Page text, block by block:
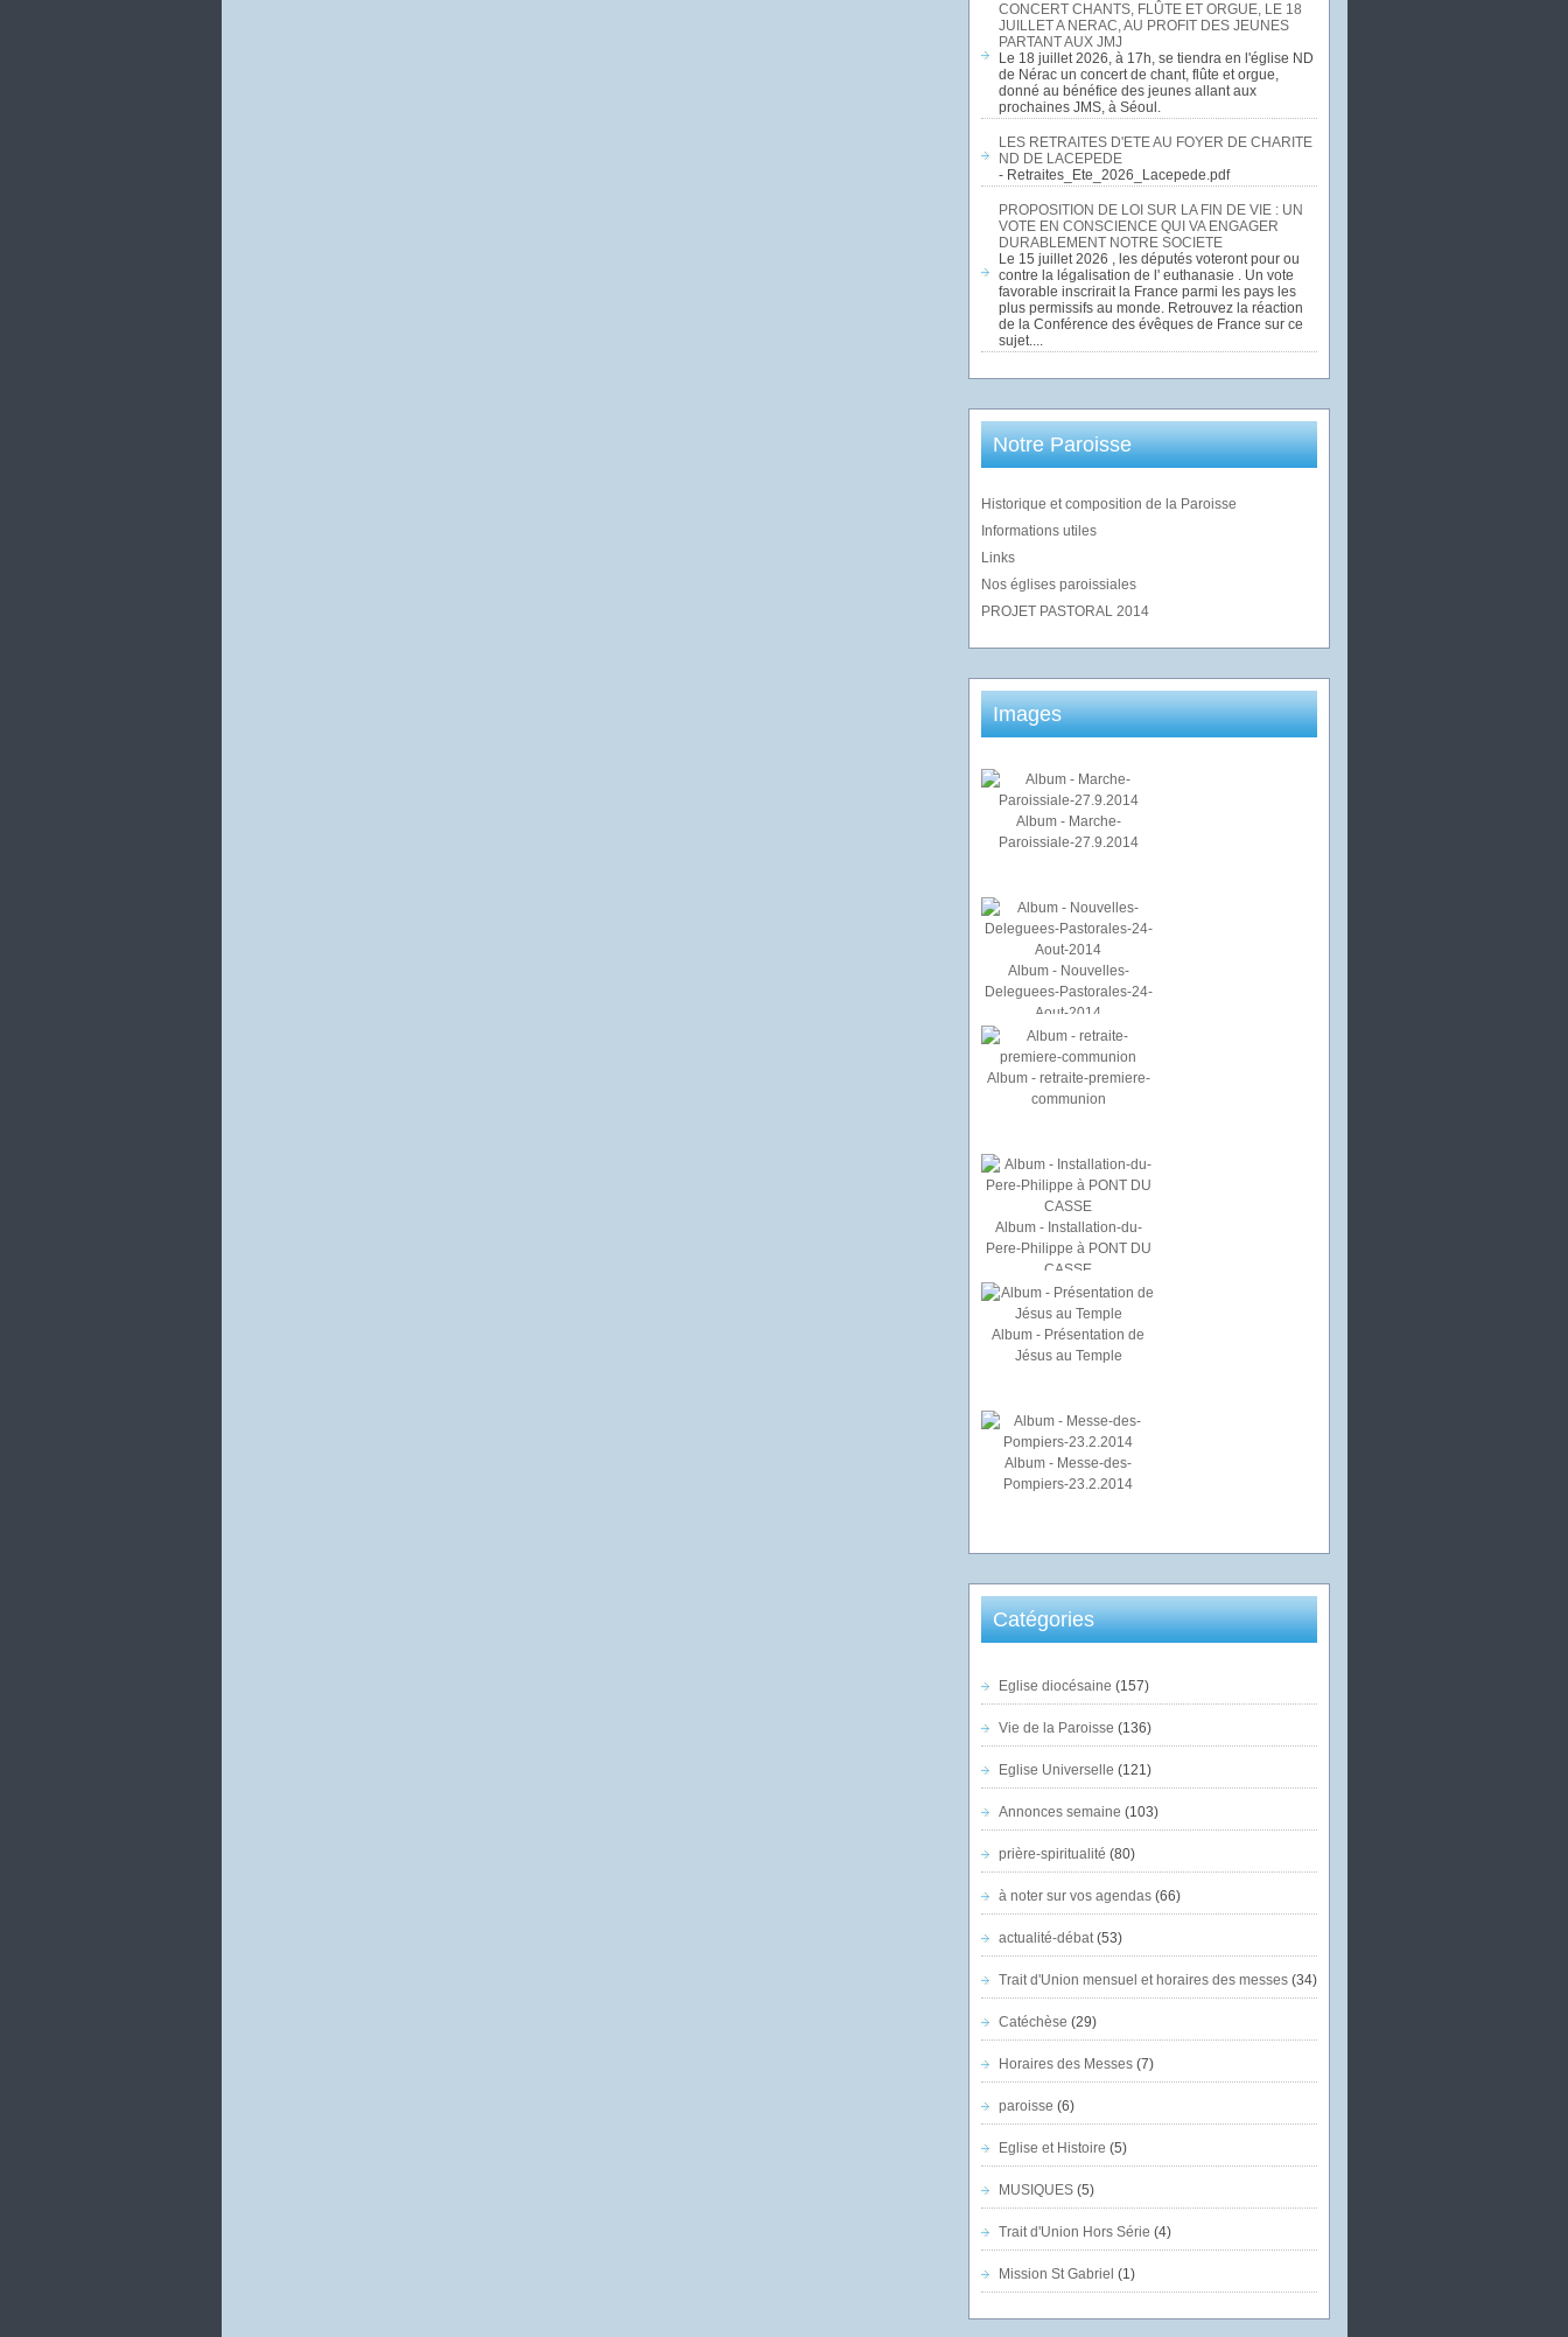
CONCERT CHANTS, FLÛTE ET ORGUE, LE 18
JUILLET A NERAC, AU PROFIT DES JEUNES
PARTANT AUX JMJ
Le 18 juillet 2026, à 17h, se tiendra en l'église ND
de Nérac un concert de chant, flûte et orgue,
donné au bénéfice des jeunes allant aux
prochaines JMS, à Séoul.
LES RETRAITES D'ETE AU FOYER DE CHARITE
ND DE LACEPEDE
- Retraites_Ete_2026_Lacepede.pdf
PROPOSITION DE LOI SUR LA FIN DE VIE : UN
VOTE EN CONSCIENCE QUI VA ENGAGER
DURABLEMENT NOTRE SOCIETE
Le 15 juillet 2026 , les députés voteront pour ou
contre la légalisation de l' euthanasie . Un vote
favorable inscrirait la France parmi les pays les
plus permissifs au monde. Retrouvez la réaction
de la Conférence des évêques de France sur ce
sujet....
Notre Paroisse
Historique et composition de la Paroisse
Informations utiles
Links
Nos églises paroissiales
PROJET PASTORAL 2014
Images
Album - Marche-
Paroissiale-27.9.2014
Album - Nouvelles-
Deleguees-Pastorales-24-
Aout-2014
Album - retraite-premiere-
communion
Album - Installation-du-
Pere-Philippe à PONT DU
CASSE
Album - Présentation de
Jésus au Temple
Album - Messe-des-
Pompiers-23.2.2014
Catégories
Eglise diocésaine (157)
Vie de la Paroisse (136)
Eglise Universelle (121)
Annonces semaine (103)
prière-spiritualité (80)
à noter sur vos agendas(66)
actualité-débat(53)
Trait d'Union mensuel et horaires des messes(34)
Catéchèse (29)
Horaires des Messes(7)
paroisse (6)
Eglise et Histoire (5)
MUSIQUES(5)
Trait d'Union Hors Série (4)
Mission St Gabriel (1)